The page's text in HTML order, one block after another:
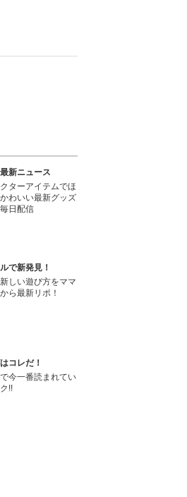
新ニュース
ターアイテムでほ
わいい最新グッズ
日配信
で新発見！
しい遊び方をママ
ら最新リポ！
コレだ！
今一番読まれてい
!!